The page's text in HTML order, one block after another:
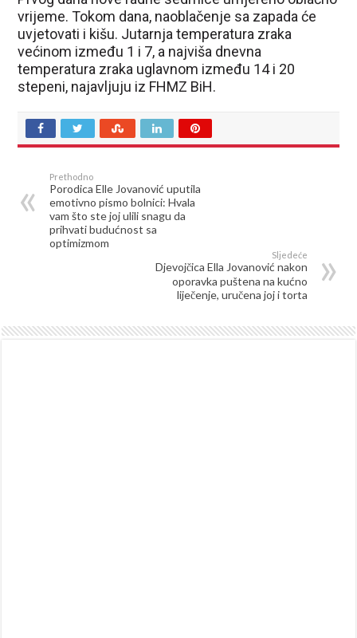
vrijeme. Tokom dana, naoblačenje sa zapada će
uvjetovati i kišu. Jutarnja temperatura zraka
većinom između 1 i 7, a najviša dnevna
temperatura zraka uglavnom između 14 i 20
stepeni, najavljuju iz FHMZ BiH.
Prethodno
Porodica Elle Jovanović uputila
emotivno pismo bolnici: Hvala
vam što ste joj ulili snagu da
prihvati budućnost sa
optimizmom
Sljedeće
Djevojčica Ella Jovanović nakon
oporavka puštena na kućno
liječenje, uručena joj i torta